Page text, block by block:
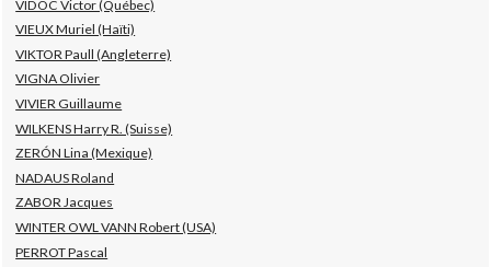
VIDOC Victor (Québec)
VIEUX Muriel (Haïti)
VIKTOR Paull (Angleterre)
VIGNA Olivier
VIVIER Guillaume
WILKENS Harry R. (Suisse)
ZERÓN Lina (Mexique)
NADAUS Roland
ZABOR Jacques
WINTER OWL VANN Robert (USA)
PERROT Pascal